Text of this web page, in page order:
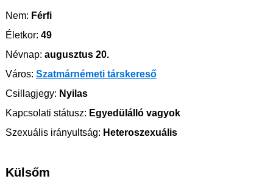
Nem: Férfi
Életkor: 49
Névnap: augusztus 20.
Város: Szatmárnémeti társkereső
Csillagjegy: Nyilas
Kapcsolati státusz: Egyedülálló vagyok
Szexuális irányultság: Heteroszexuális
Külsőm